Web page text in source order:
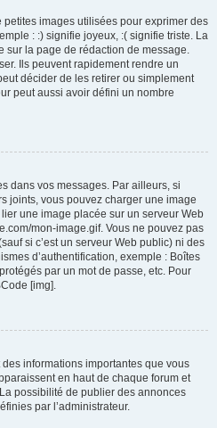
petites images utilisées pour exprimer des
: :) signifie joyeux, :( signifie triste. La
sur la page de rédaction de message.
Ils peuvent rapidement rendre un
décider de les retirer ou simplement
peut aussi avoir défini un nombre
dans vos messages. Par ailleurs, si
joints, vous pouvez charger une image
une image placée sur un serveur Web
mon-image.gif. Vous ne pouvez pas
si c’est un serveur Web public) ni des
d’authentification, exemple : Boîtes
par un mot de passe, etc. Pour
[img].
informations importantes que vous
en haut de chaque forum et
possibilité de publier des annonces
par l’administrateur.